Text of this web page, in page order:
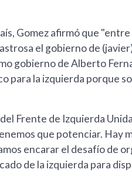
Gomez afirmó que "entre
el gobierno de
gobierno de Alberto
para la izquierda porque
Frente de Izquierda
que potenciar. Hay
encarar el desafío de
de la izquierda para